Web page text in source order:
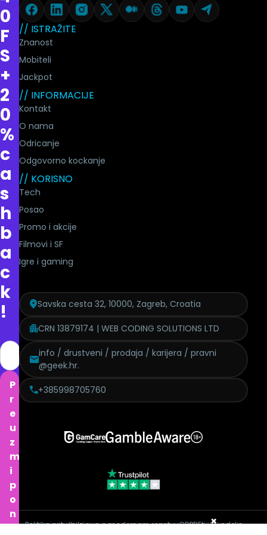
×
0
F
S
+
2
0
%
c
a
s
h
b
a
c
k
!
P
r
e
u
z
m
i
p
o
n
u
// ISTRAŽITE
Znanost
Mobiteli
Jackpot
// INFORMACIJE
Kontakt
O nama
Odricanje
Odgovorno kockanje
// KORISNO
Tech
Posao
Promo i akcije
Filmovi i SF
Igre i gaming
Savska cesta 32, 10000, Zagreb, Croatia
CRN 13879174 | WEB CODING SOLUTIONS LTD
info / drustveni / prodaja / karijera / pravni
@geek.hr.
+385998705760
Politika pritužbiIzjava o modernom ropstvuGDPREtički kodeks